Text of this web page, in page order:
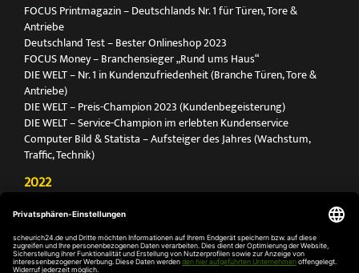
FOCUS Printmagazin – Deutschlands Nr. 1 für Türen, Tore &
Antriebe
Deutschland Test – Bester Onlineshop 2023
FOCUS Money – Branchensieger „Rund ums Haus“
DIE WELT – Nr. 1 in Kundenzufriedenheit (Branche Türen, Tore &
Antriebe)
DIE WELT – Preis-Champion 2023 (Kundenbegeisterung)
DIE WELT – Service-Champion im erlebten Kundenservice
Computer Bild & Statista – Aufsteiger des Jahres (Wachstum,
Traffic, Technik)
2022
Antriebe
Deutschland Test – Bester Onlineshop 2022
FOCUS Money – Branchensieger „Rund ums Haus“
DIE WELT – Service-Champion im erlebten Kundenservice